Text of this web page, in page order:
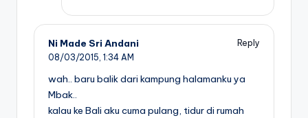
Ni Made Sri Andani
Reply
08/03/2015, 1:34 AM
wah.. baru balik dari kampung halamanku ya
Mbak..
kalau ke Bali aku cuma pulang, tidur di rumah